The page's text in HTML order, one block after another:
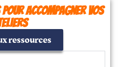
accompagner vos
ressources